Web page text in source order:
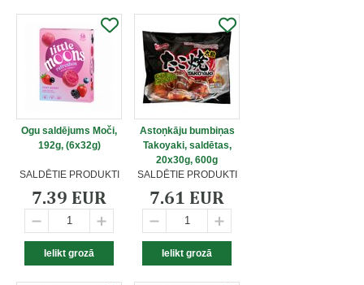
Ogu saldējums Moči,
192g, (6x32g)
SALDĒTIE PRODUKTI
7.39 EUR
Astoņkāju bumbiņas
Takoyaki, saldētas,
20x30g, 600g
SALDĒTIE PRODUKTI
7.61 EUR